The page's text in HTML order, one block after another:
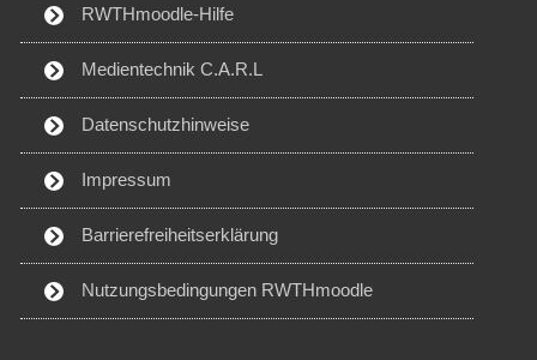
RWTHmoodle-Hilfe
Medientechnik C.A.R.L
Datenschutzhinweise
Impressum
Barrierefreiheitserklärung
Nutzungsbedingungen RWTHmoodle